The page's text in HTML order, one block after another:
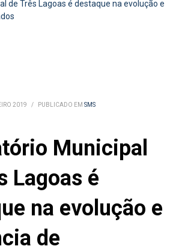
de Três Lagoas é destaque na evolução e
2019 / PUBLICADO EM SMS
Municipal
Lagoas é
na evolução e
de